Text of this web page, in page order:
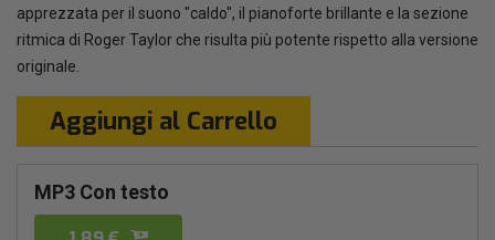
apprezzata per il suono "caldo", il pianoforte brillante e la sezione
ritmica di Roger Taylor che risulta più potente rispetto alla versione
originale.
Aggiungi al Carrello
MP3 Con testo